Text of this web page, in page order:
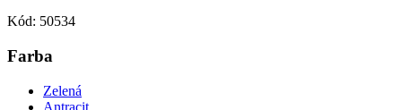
Kód: 50534
Farba
Zelená
Antracit